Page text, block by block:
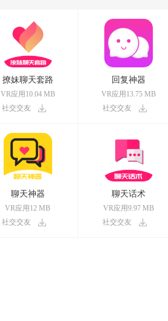
撩妹聊天套路
VR应用10.04 MB
社交交友
回复神器
VR应用13.75 MB
社交交友
聊天神器
VR应用12 MB
社交交友
聊天话术
VR应用9.97 MB
社交交友